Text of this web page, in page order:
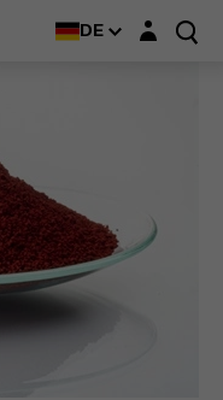
DE Login-Maske